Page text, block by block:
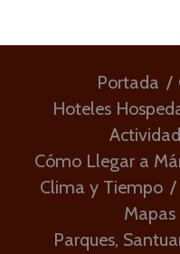
Portada
Hoteles
Cómo Llegar a
Clima y Tiempo
Parques,